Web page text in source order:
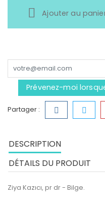
Ajouter au
Prévenez-moi
Partager :
DESCRIPTION
DÉTAILS DU PRODUIT
Ziya Kazıcı, pr dr - Bilge.